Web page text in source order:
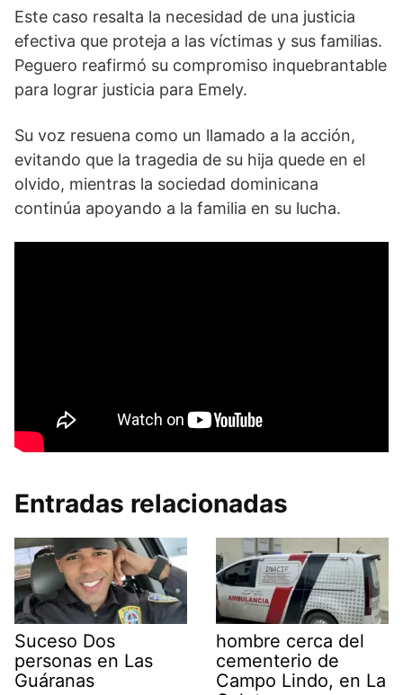
Este caso resalta la necesidad de una justicia
efectiva que proteja a las víctimas y sus familias.
Peguero reafirmó su compromiso inquebrantable
para lograr justicia para Emely.
Su voz resuena como un llamado a la acción,
evitando que la tragedia de su hija quede en el
olvido, mientras la sociedad dominicana
continúa apoyando a la familia en su lucha.
Entradas relacionadas
Suceso Dos
personas en Las
Guáranas
hombre cerca del
cementerio de
Campo Lindo, en La